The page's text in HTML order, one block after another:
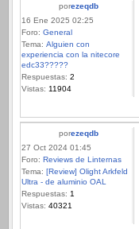
porezeqdb
16 Ene 2025 02:25
Foro: General
Tema: Alguien con
experiencia con la nitecore
edc33?????
Respuestas: 2
Vistas: 11904
porezeqdb
27 Oct 2024 01:45
Foro: Reviews de Linternas
Tema: [Review] Olight Arkfeld
Ultra - de aluminio OAL
Respuestas: 1
Vistas: 40321